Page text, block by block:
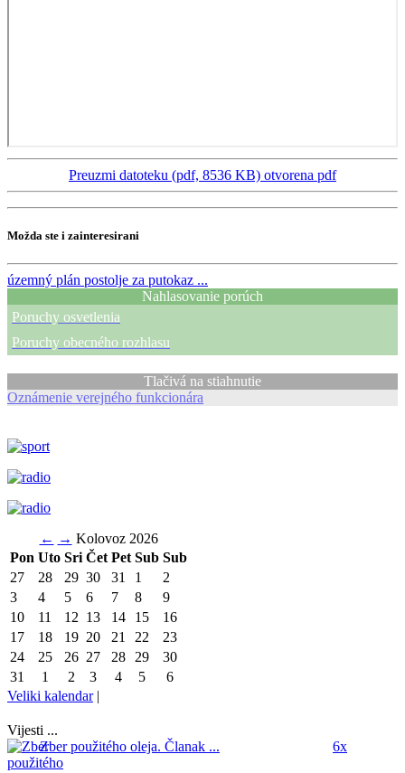
Preuzmi datoteku (pdf, 8536 KB) otvorena pdf
Možda ste i zainteresirani
územný plán postolje za putokaz ...
Nahlasovanie porúch
Poruchy osvetlenia
Poruchy obecného rozhlasu
Tlačivá na stiahnutie
Oznámenie verejného funkcionára
← → Kolovoz 2026
Pon Uto Sri Čet Pet Sub Sub
27
28 29 30 31 1
2
3
4 5 6 7 8
9
10
11 12 13 14 15
16
17
18 19 20 21 22
23
24
25 26 27 28 29
30
31
1 2 3 4 5
6
Veliki kalendar|
Vijesti ...
Zber použitého oleja. Članak ... 6x